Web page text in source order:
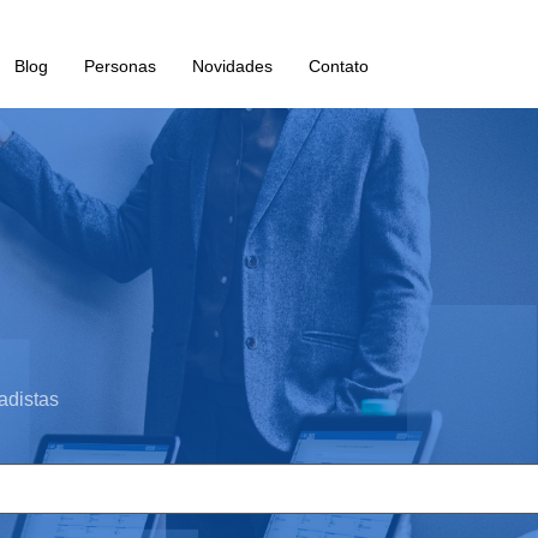
Blog Personas Novidades Contato